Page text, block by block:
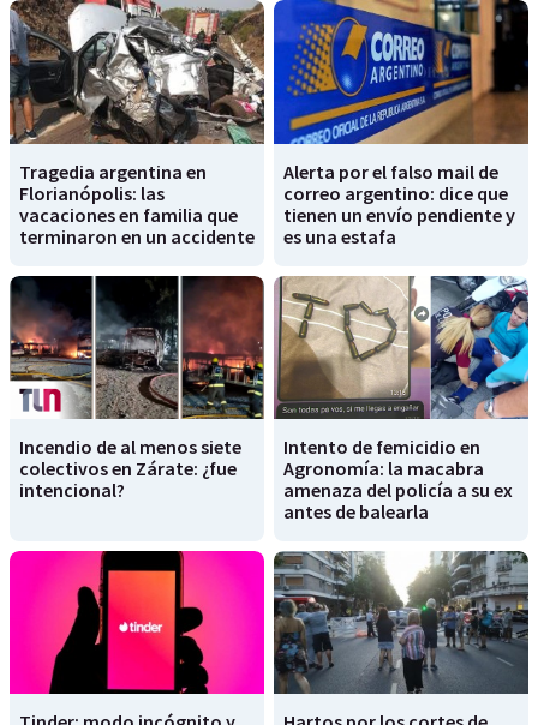
Tragedia argentina en
Florianópolis: las
vacaciones en familia que
terminaron en un accidente
Alerta por el falso mail de
correo argentino: dice que
tienen un envío pendiente y
es una estafa
Incendio de al menos siete
colectivos en Zárate: ¿fue
intencional?
Intento de femicidio en
Agronomía: la macabra
amenaza del policía a su ex
antes de balearla